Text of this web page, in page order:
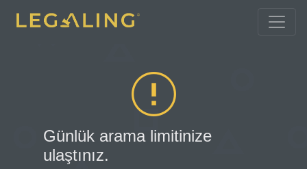
Günlük arama limitinize
ulaştınız.